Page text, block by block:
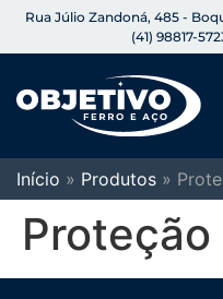
Rua Júlio Zandoná, 485 -
(41) 98817-
Início » Produtos »